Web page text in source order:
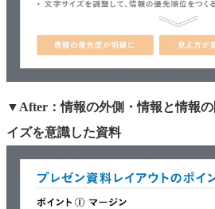
▼After：情報の外側・情報と情報
イズを意識した資料